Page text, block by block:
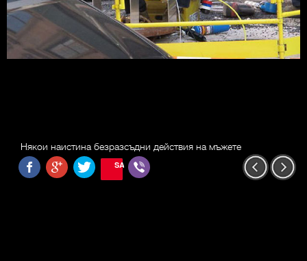
Някои наистина безразсъдни действия на мъжете
SAVE